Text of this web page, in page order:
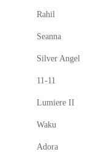
Rahil
Seanna
Silver Angel
11-11
Lumiere II
Waku
Adora